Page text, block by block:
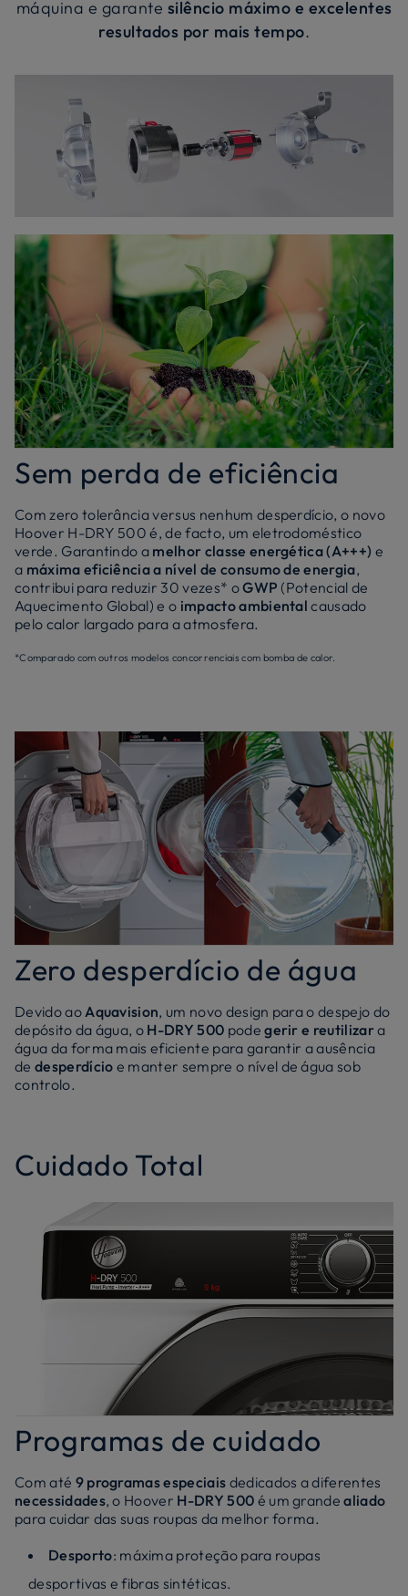
máquina e garante silêncio máximo e excelentes
resultados por mais tempo.
Sem perda de eficiência
Com zero tolerância versus nenhum desperdício, o novo
Hoover H-DRY 500 é, de facto, um eletrodoméstico
verde. Garantindo a melhor classe energética (A+++) e
a máxima eficiência a nível de consumo de energia,
contribui para reduzir 30 vezes* oGWP (Potencial de
Aquecimento Global) e o impacto ambientalcausado
pelo calor largado para a atmosfera.
*Comparado com outros modelos concorrenciais com bomba de calor.
Zero desperdício de água
Devido aoAquavision, um novo design para o despejo do
depósito da água, o H-DRY 500 podegerir e reutilizara
água da forma mais eficiente para garantir a ausência
de desperdício e manter sempre o nível de água sob
controlo.
Cuidado Total
Programas de cuidado
Com até 9 programas especiais dedicados a diferentes
necessidades, o Hoover H-DRY 500 é um grandealiado
para cuidar das suas roupas da melhor forma.
Desporto: máxima proteção para roupas
desportivas e fibras sintéticas.